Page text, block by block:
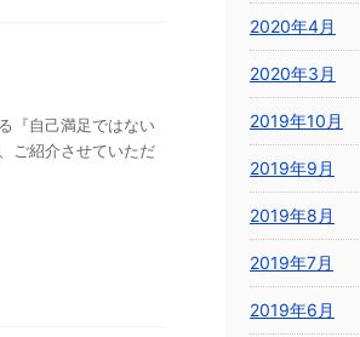
『自己満足ではない
ご紹介させていただ
2020年4月
2020年3月
2019年10月
2019年9月
2019年8月
2019年7月
2019年6月